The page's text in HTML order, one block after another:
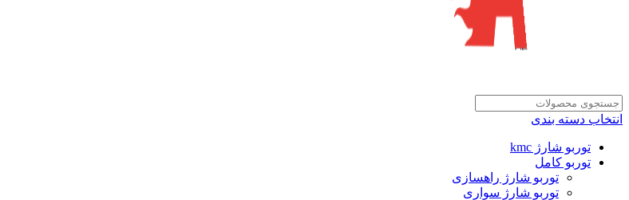
انتخاب دسته بندی
توربو شارژ kmc
توربو کامل
توربو شارژ راهسازی
توربو شارژ سواری